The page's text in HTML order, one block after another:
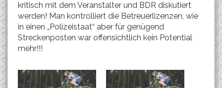
kritisch mit dem Veranstalter und BDR diskutiert
werden! Man kontrolliert die Betreuerlizenzen, wie
in einen „Polizeistaat“ aber für genügend
Streckenposten war offensichtlich kein Potential
mehr!!!